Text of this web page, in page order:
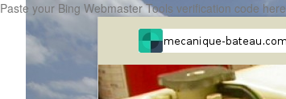
Paste your Bing Webmaster Tools verification code here